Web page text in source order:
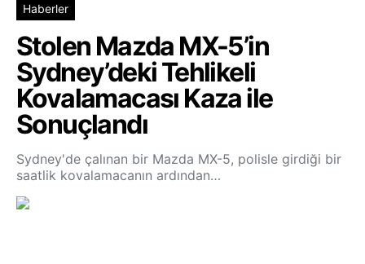
Haberler
Stolen Mazda MX-5’in
Sydney’deki Tehlikeli
Kovalamacası Kaza ile
Sonuçlandı
Sydney'de çalınan bir Mazda MX-5, polisle girdiği bir
saatlik kovalamacanın ardından…